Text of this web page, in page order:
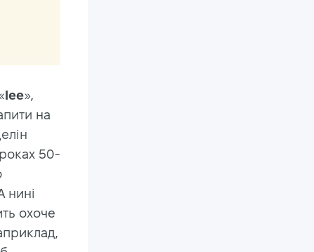
lee»,
на
50-
нині
охоче